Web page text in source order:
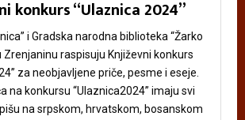
konkurs “Ulaznica 2024”
i Gradska narodna biblioteka “Žarko
Zrenjaninu raspisuju Književni konkurs
za neobjavljene priče, pesme i eseje.
na konkursu “Ulaznica2024” imaju svi
na srpskom, hrvatskom, bosanskom